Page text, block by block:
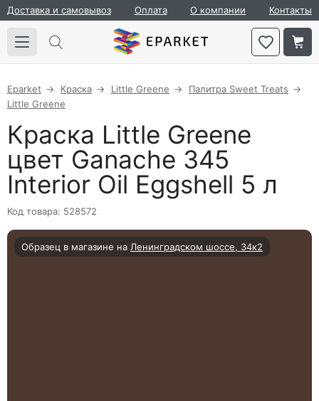
Доставка и самовывоз Оплата О компании Контакты
Eparket Краска Little Greene
Палитра Sweet Treats
Little Greene
Краска Little Greene
цвет Ganache 345
Interior Oil Eggshell 5 л
Код товара: 528572
Образец в магазине на Ленинградском шоссе, 34к2